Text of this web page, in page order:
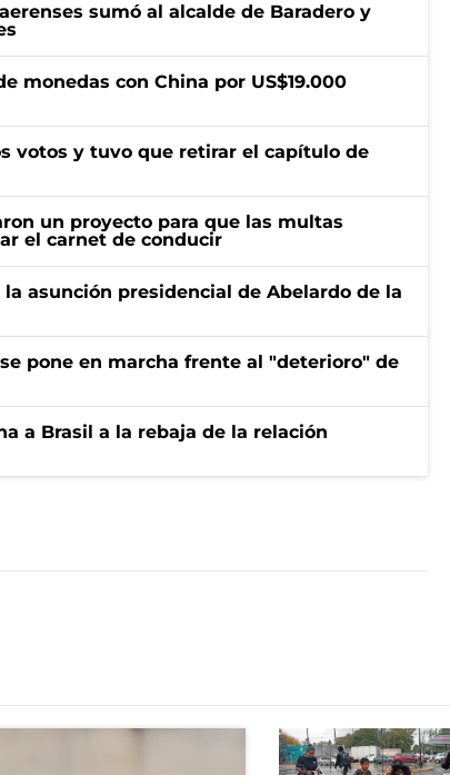
sumó al alcalde de Baradero y
monedas con China por US$19.000
votos y tuvo que retirar el capítulo de
un proyecto para que las multas
el carnet de conducir
asunción presidencial de Abelardo de la
pone en marcha frente al "deterioro" de
a Brasil a la rebaja de la relación